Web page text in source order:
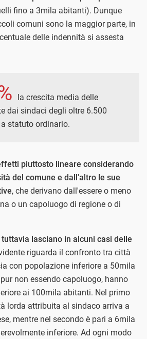
fino a 3mila abitanti). Dunque
comuni sono la maggior parte, in
delle indennità si assesta
la crescita media delle
dai sindaci degli oltre 6.500
statuto ordinario.
piuttosto lineare considerando
del comune e dall'altro le sue
, che derivano dall'essere o meno
o un capoluogo di regione o di
lasciano in alcuni casi delle
riguarda il confronto tra città
con popolazione inferiore a 50mila
non essendo capoluogo, hanno
ai 100mila abitanti. Nel primo
lorda attribuita al sindaco arriva a
mentre nel secondo è pari a 6mila
inferiore. Ad ogni modo